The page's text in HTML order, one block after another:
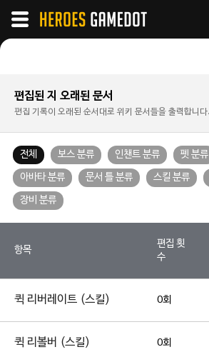
편집된 지 오래된 문서
전체 보스 분류 인챈트 분류 펫 분류
아바타 분류 문서 틀 분류 스킬 분류
장비 분류
항목
편집 횟
수
퀵 리버레이트 (스킬) 0회
퀵 리볼버 (스킬) 0회